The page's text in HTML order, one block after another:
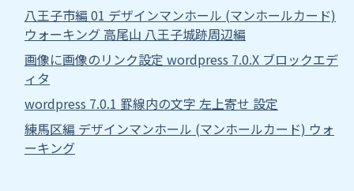
八王子市編 01 デザインマンホール (マンホールカード)
ウォーキング 高尾山 八王子城跡周辺編
画像に画像のリンク設定 wordpress 7.0.X ブロックエデ
ィタ
wordpress 7.0.1 罫線内の文字 左上寄せ 設定
練馬区編 デザインマンホール (マンホールカード) ウォ
ーキング